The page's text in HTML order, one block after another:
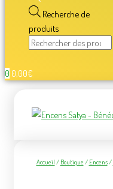
Recherche de
produits
0 0,00€
Accueil / Boutique / Encens/